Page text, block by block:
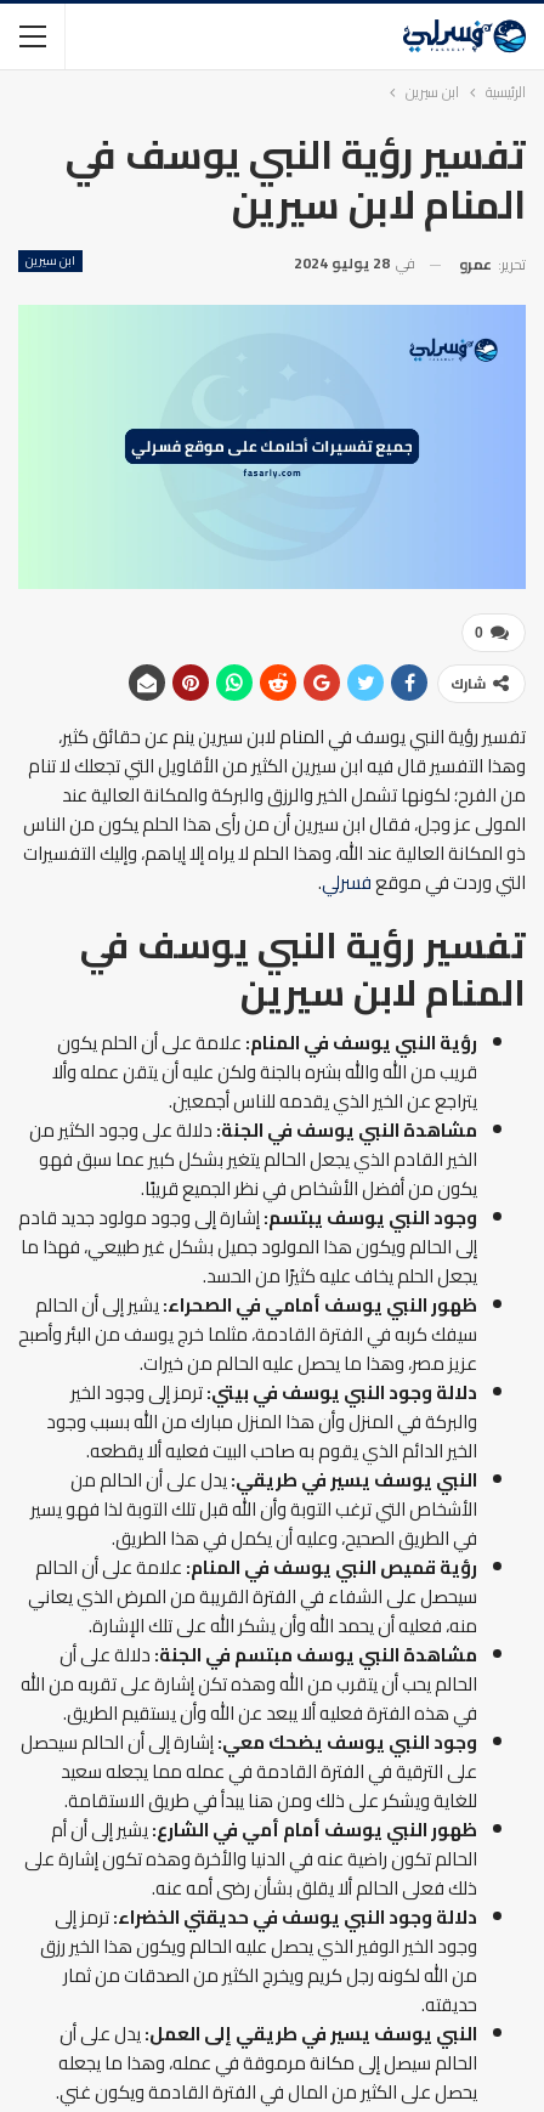
الرئيسية ابن سيرين
تفسير رؤية النبي يوسف في
المنام لابن سيرين
ابن سيرين تحرير: عمرو في 28 يوليو 2024
0
شارك
تفسير رؤية النبي يوسف في المنام لابن سيرين ينم عن حقائق كثير،
وهذا التفسير قال فيه ابن سيرين الكثير من الأقاويل التي تجعلك لا تنام
من الفرح؛ لكونها تشمل الخير والرزق والبركة والمكانة العالية عند
المولى عز وجل، فقال ابن سيرين أن من رأى هذا الحلم يكون من الناس
ذو المكانة العالية عند الله، وهذا الحلم لا يراه إلا إياهم، وإليك التفسيرات
التي وردت في موقعفسرلي.
تفسير رؤية النبي يوسف في
المنام لابن سيرين
رؤية النبي يوسف في المنام:علامة على أن الحلم يكون
قريب من الله والله بشره بالجنة ولكن عليه أن يتقن عمله وألا
يتراجع عن الخير الذي يقدمه للناس أجمعين.
مشاهدة النبي يوسف في الجنة:دلالة على وجود الكثير من
الخير القادم الذي يجعل الحالم يتغير بشكل كبير عما سبق فهو
يكون من أفضل الأشخاص في نظر الجميع قريبًا.
وجود النبي يوسف يبتسم:إشارة إلى وجود مولود جديد قادم
إلى الحالم ويكون هذا المولود جميل بشكل غير طبيعي، فهذا ما
يجعل الحلم يخاف عليه كثيرًا من الحسد.
ظهور النبي يوسف أمامي في الصحراء:يشير إلى أن الحالم
سيفك كربه في الفترة القادمة، مثلما خرج يوسف من البئر وأصبح
عزيز مصر، وهذا ما يحصل عليه الحالم من خيرات.
دلالة وجود النبي يوسف في بيتي:ترمز إلى وجود الخير
والبركة في المنزل وأن هذا المنزل مبارك من الله بسبب وجود
الخير الدائم الذي يقوم به صاحب البيت فعليه ألا يقطعه.
النبي يوسف يسير في طريقي:يدل على أن الحالم من
الأشخاص التي ترغب التوبة وأن الله قبل تلك التوبة لذا فهو يسير
في الطريق الصحيح، وعليه أن يكمل في هذا الطريق.
رؤية قميص النبي يوسف في المنام:علامة على أن الحالم
سيحصل على الشفاء في الفترة القريبة من المرض الذي يعاني
منه، فعليه أن يحمد الله وأن يشكر الله على تلك الإشارة.
مشاهدة النبي يوسف مبتسم في الجنة:دلالة على أن
الحالم يحب أن يتقرب من الله وهذه تكن إشارة على تقربه من الله
في هذه الفترة فعليه ألا يبعد عن الله وأن يستقيم الطريق.
وجود النبي يوسف يضحك معي:إشارة إلى أن الحالم سيحصل
على الترقية في الفترة القادمة في عمله مما يجعله سعيد
للغاية ويشكر على ذلك ومن هنا يبدأ في طريق الاستقامة.
ظهور النبي يوسف أمام أمي في الشارع:يشير إلى أن أم
الحالم تكون راضية عنه في الدنيا والأخرة وهذه تكون إشارة على
ذلك فعلى الحالم ألا يقلق بشأن رضى أمه عنه.
دلالة وجود النبي يوسف في حديقتي الخضراء:ترمز إلى
وجود الخير الوفير الذي يحصل عليه الحالم ويكون هذا الخير رزق
من الله لكونه رجل كريم ويخرج الكثير من الصدقات من ثمار
حديقته.
النبي يوسف يسير في طريقي إلى العمل:يدل على أن
الحالم سيصل إلى مكانة مرموقة في عمله، وهذا ما يجعله
يحصل على الكثير من المال في الفترة القادمة ويكون غني.